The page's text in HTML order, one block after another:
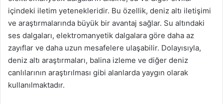
içindeki iletim yetenekleridir. Bu özellik, deniz altı iletişimi
ve araştırmalarında büyük bir avantaj sağlar. Su altındaki
ses dalgaları, elektromanyetik dalgalara göre daha az
zayıflar ve daha uzun mesafelere ulaşabilir. Dolayısıyla,
deniz altı araştırmaları, balina izleme ve diğer deniz
canlılarının araştırılması gibi alanlarda yaygın olarak
kullanılmaktadır.